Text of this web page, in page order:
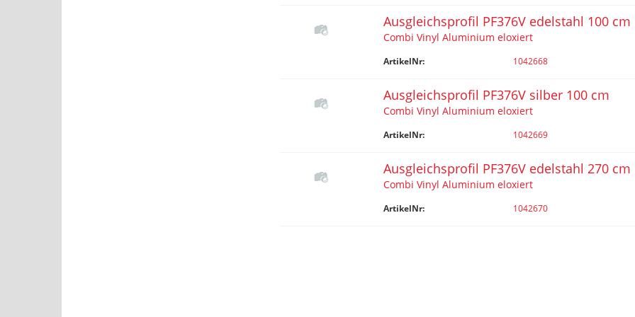
Ausgleichsprofil PF376V edelstahl 100 cm
Combi Vinyl Aluminium eloxiert
ArtikelNr: 1042668
Ausgleichsprofil PF376V silber 100 cm
Combi Vinyl Aluminium eloxiert
ArtikelNr: 1042669
Ausgleichsprofil PF376V edelstahl 270 cm
Combi Vinyl Aluminium eloxiert
ArtikelNr: 1042670